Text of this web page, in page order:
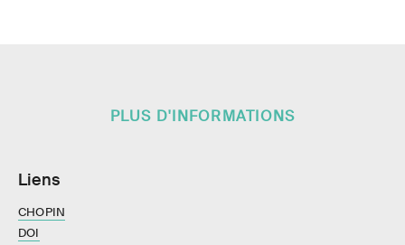
PLUS D'INFORMATIONS
Liens
CHOPIN
DOI